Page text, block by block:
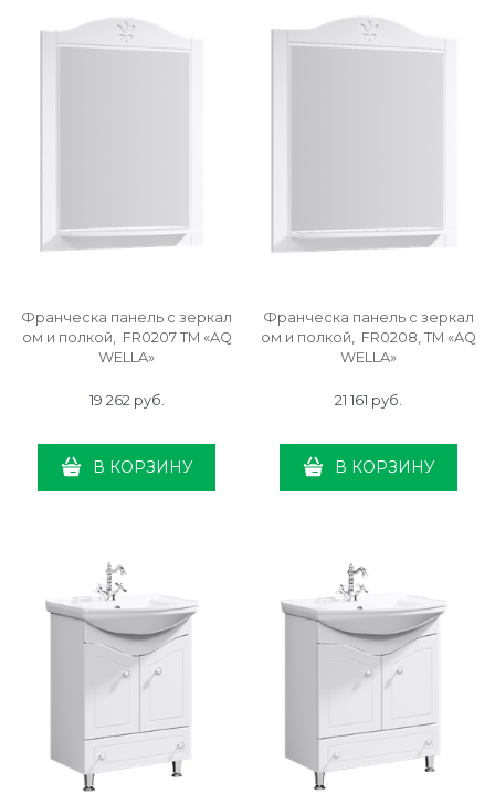
Франческа панель с зеркал
ом и полкой, FR0207 ТМ «AQ
WELLA»
19 262 руб.
В КОРЗИНУ
Франческа панель с зеркал
ом и полкой, FR0208, ТМ «AQ
WELLA»
21 161 руб.
В КОРЗИНУ